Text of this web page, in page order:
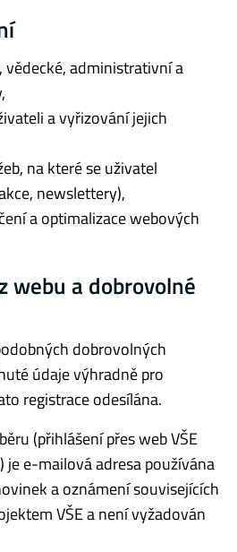
administrativní a
a vyřizování jejich
na které se uživatel
newslettery),
a optimalizace webových
webu a dobrovolné
dobrovolných
údaje výhradně pro
registrace odesílána.
(přihlášení přes web VŠE
je e-mailová adresa používána
a oznámení souvisejících
VŠE a není vyžadován